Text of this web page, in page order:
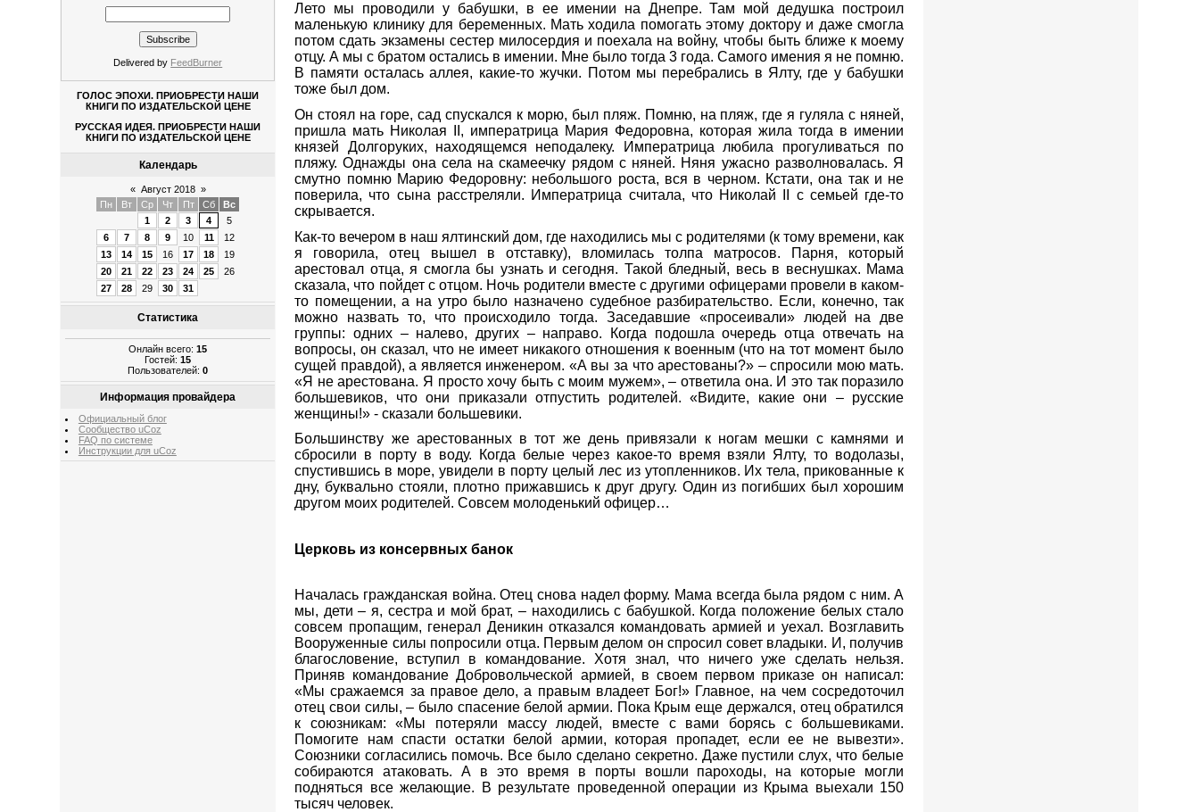
Delivered by FeedBurner
ГОЛОС ЭПОХИ. ПРИОБРЕСТИ НАШИ
КНИГИ ПО ИЗДАТЕЛЬСКОЙ ЦЕНЕ
РУССКАЯ ИДЕЯ. ПРИОБРЕСТИ НАШИ
КНИГИ ПО ИЗДАТЕЛЬСКОЙ ЦЕНЕ
Календарь
« Август 2018 »
Пн
Вт Ср Чт Пт Сб
Вс
1
2 3 4
5
6
7 8 9 10 11
12
13
14 15 16 17 18
19
20
21 22 23 24 25
26
27
28 29 30 31
Статистика
Онлайн всего:15
Гостей:15
Пользователей:0
Информация провайдера
Официальный блог
Сообщество uCoz
FAQ по системе
Инструкции для uCoz
Лето мы проводили у бабушки, в ее имении на Днепре. Там мой дедушка построил
маленькую клинику для беременных. Мать ходила помогать этому доктору и даже смогла
потом сдать экзамены сестер милосердия и поехала на войну, чтобы быть ближе к моему
отцу. А мы с братом остались в имении. Мне было тогда 3 года. Самого имения я не помню.
В памяти осталась аллея, какие-то жучки. Потом мы перебрались в Ялту, где у бабушки
тоже был дом.
Он стоял на горе, сад спускался к морю, был пляж. Помню, на пляж, где я гуляла с няней,
пришла мать Николая II, императрица Мария Федоровна, которая жила тогда в имении
князей Долгоруких, находящемся неподалеку. Императрица любила прогуливаться по
пляжу. Однажды она села на скамеечку рядом с няней. Няня ужасно разволновалась. Я
смутно помню Марию Федоровну: небольшого роста, вся в черном. Кстати, она так и не
поверила, что сына расстреляли. Императрица считала, что Николай II с семьей где-то
скрывается.
Как-то вечером в наш ялтинский дом, где находились мы с родителями (к тому времени, как
я говорила, отец вышел в отставку), вломилась толпа матросов. Парня, который
арестовал отца, я смогла бы узнать и сегодня. Такой бледный, весь в веснушках. Мама
сказала, что пойдет с отцом. Ночь родители вместе с другими офицерами провели в каком-
то помещении, а на утро было назначено судебное разбирательство. Если, конечно, так
можно назвать то, что происходило тогда. Заседавшие «просеивали» людей на две
группы: одних – налево, других – направо. Когда подошла очередь отца отвечать на
вопросы, он сказал, что не имеет никакого отношения к военным (что на тот момент было
сущей правдой), а является инженером. «А вы за что арестованы?» – спросили мою мать.
«Я не арестована. Я просто хочу быть с моим мужем», – ответила она. И это так поразило
большевиков, что они приказали отпустить родителей. «Видите, какие они – русские
женщины!» - сказали большевики.
Большинству же арестованных в тот же день привязали к ногам мешки с камнями и
сбросили в порту в воду. Когда белые через какое-то время взяли Ялту, то водолазы,
спустившись в море, увидели в порту целый лес из утопленников. Их тела, прикованные к
дну, буквально стояли, плотно прижавшись к друг другу. Один из погибших был хорошим
другом моих родителей. Совсем молоденький офицер…
Церковь из консервных банок
Началась гражданская война. Отец снова надел форму. Мама всегда была рядом с ним. А
мы, дети – я, сестра и мой брат, – находились с бабушкой. Когда положение белых стало
совсем пропащим, генерал Деникин отказался командовать армией и уехал. Возглавить
Вооруженные силы попросили отца. Первым делом он спросил совет владыки. И, получив
благословение, вступил в командование. Хотя знал, что ничего уже сделать нельзя.
Приняв командование Добровольческой армией, в своем первом приказе он написал:
«Мы сражаемся за правое дело, а правым владеет Бог!» Главное, на чем сосредоточил
отец свои силы, – было спасение белой армии. Пока Крым еще держался, отец обратился
к союзникам: «Мы потеряли массу людей, вместе с вами борясь с большевиками.
Помогите нам спасти остатки белой армии, которая пропадет, если ее не вывезти».
Союзники согласились помочь. Все было сделано секретно. Даже пустили слух, что белые
собираются атаковать. А в это время в порты вошли пароходы, на которые могли
подняться все желающие. В результате проведенной операции из Крыма выехали 150
тысяч человек.